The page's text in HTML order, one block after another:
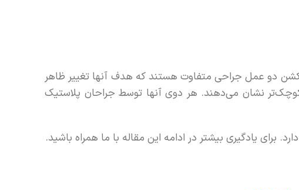
دو عمل جراحی متفاوت هستند که هدف آنها تغییر ظاهر
نشان می‌دهند. هر دوی آنها توسط جراحان پلاستیک
برای یادگیری بیشتر در ادامه این مقاله با ما همراه باشید.